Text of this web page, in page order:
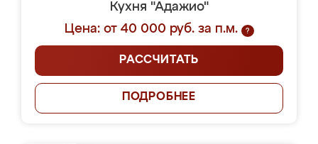
Кухня "Адажио"
Цена: от 40 000 руб. за п.м.
?
РАССЧИТАТЬ
ПОДРОБНЕЕ